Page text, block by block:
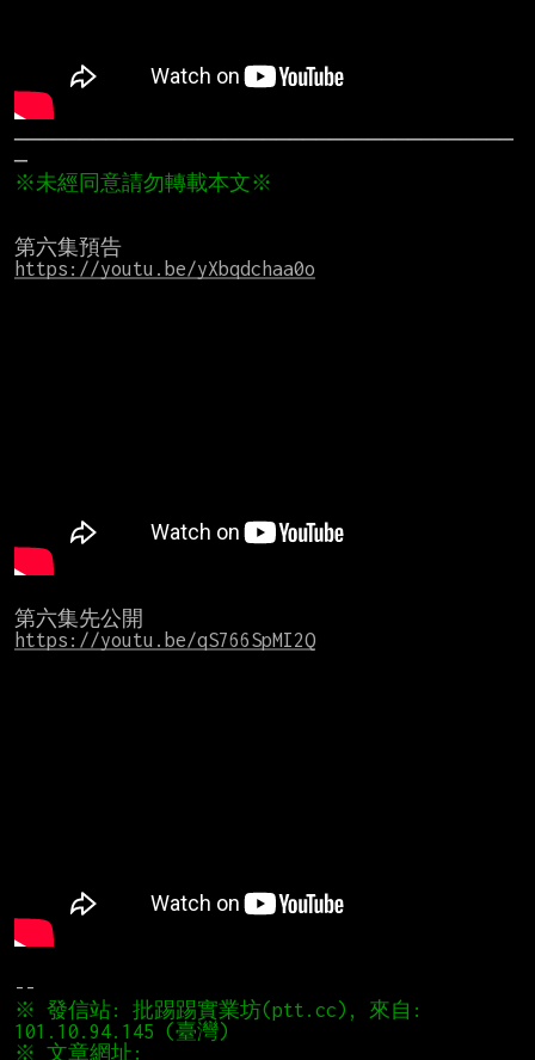
──────────────────────────────────────
https://youtu.be/yXbqdchaa0o
https://youtu.be/qS766SpMI2Q
※ 發信站: 批踢踢實業坊(ptt.cc), 來自: